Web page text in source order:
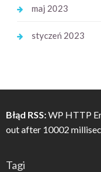
maj 2023
styczeń 2023
Błąd RSS:WP HTTP
out after 10002
Tagi